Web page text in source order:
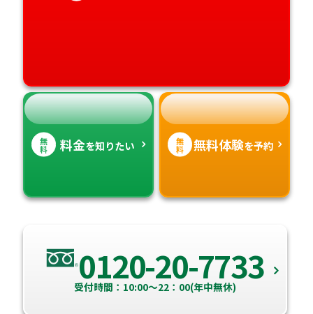
無
料 料金を知りたい 無
料 無料体験を予約
0120-20-7733
受付時間：10:00～22：00(年中無休)